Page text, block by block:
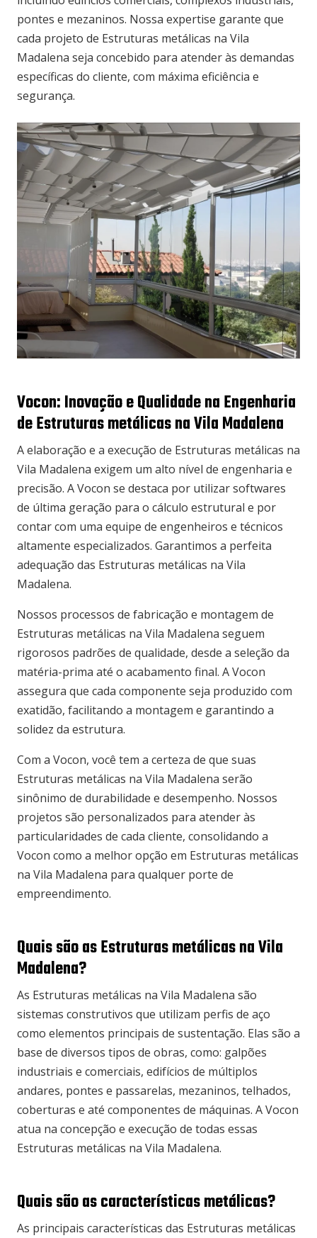
pontes e mezaninos. Nossa expertise garante que
cada projeto de Estruturas metálicas na Vila
Madalena seja concebido para atender às demandas
específicas do cliente, com máxima eficiência e
segurança.
Vocon: Inovação e Qualidade na Engenharia
de Estruturas metálicas na Vila Madalena
A elaboração e a execução de Estruturas metálicas na
Vila Madalena exigem um alto nível de engenharia e
precisão. A Vocon se destaca por utilizar softwares
de última geração para o cálculo estrutural e por
contar com uma equipe de engenheiros e técnicos
altamente especializados. Garantimos a perfeita
adequação das Estruturas metálicas na Vila
Madalena.
Nossos processos de fabricação e montagem de
Estruturas metálicas na Vila Madalena seguem
rigorosos padrões de qualidade, desde a seleção da
matéria-prima até o acabamento final. A Vocon
assegura que cada componente seja produzido com
exatidão, facilitando a montagem e garantindo a
solidez da estrutura.
Com a Vocon, você tem a certeza de que suas
Estruturas metálicas na Vila Madalena serão
sinônimo de durabilidade e desempenho. Nossos
projetos são personalizados para atender às
particularidades de cada cliente, consolidando a
Vocon como a melhor opção em Estruturas metálicas
na Vila Madalena para qualquer porte de
empreendimento.
Quais são as Estruturas metálicas na Vila
Madalena?
As Estruturas metálicas na Vila Madalena são
sistemas construtivos que utilizam perfis de aço
como elementos principais de sustentação. Elas são a
base de diversos tipos de obras, como: galpões
industriais e comerciais, edifícios de múltiplos
andares, pontes e passarelas, mezaninos, telhados,
coberturas e até componentes de máquinas. A Vocon
atua na concepção e execução de todas essas
Estruturas metálicas na Vila Madalena.
Quais são as características metálicas?
As principais características das Estruturas metálicas